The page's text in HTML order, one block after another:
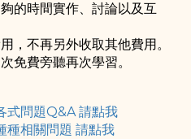
的時間實作、討論以及互
，不再另外收取其他費用。
免費旁聽再次學習。
式問題Q&A 請點我
種相關問題 請點我